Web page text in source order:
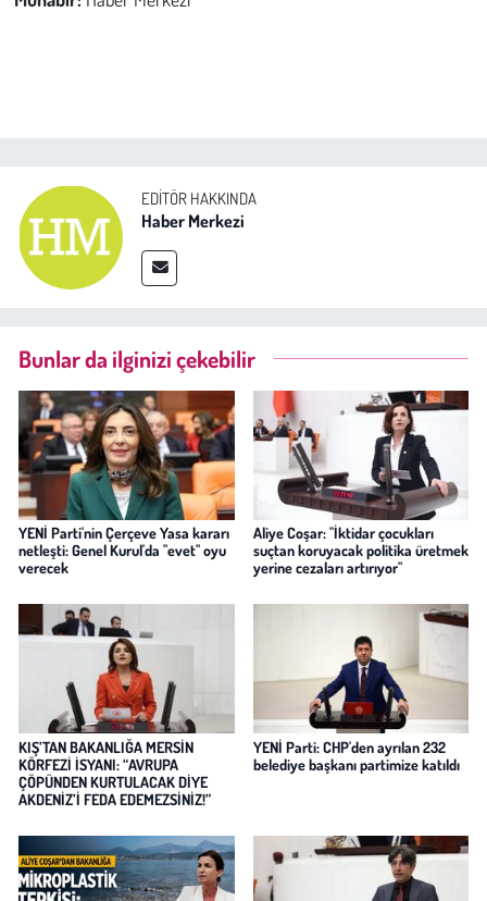
EDITÖR HAKKINDA
Haber Merkezi
Bunlar da ilginizi çekebilir
YENİ Parti'nin Çerçeve Yasa kararı
netleşti: Genel Kurul'da "evet" oyu
verecek
Aliye Coşar: "İktidar çocukları
suçtan koruyacak politika üretmek
yerine cezaları artırıyor"
KIŞ’TAN BAKANLIĞA MERSİN
KÖRFEZİ İSYANI: “AVRUPA
ÇÖPÜNDEN KURTULACAK DİYE
AKDENİZ’İ FEDA EDEMEZSİNİZ!”
YENİ Parti: CHP'den ayrılan 232
belediye başkanı partimize katıldı